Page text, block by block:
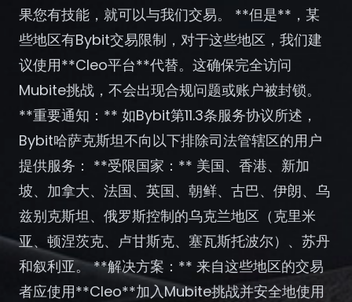
交易
关于我们
登录
果您有技能，就可以与我们交易。 **但是**，某
些地区有Bybit交易限制，对于这些地区，我们建
议使用**Cleo平台**代替。这确保完全访问
Mubite挑战，不会出现合规问题或账户被封锁。
**重要通知：** 如Bybit第11.3条服务协议所述，
Bybit哈萨克斯坦不向以下排除司法管辖区的用户
提供服务： **受限国家：** 美国、香港、新加
坡、加拿大、法国、英国、朝鲜、古巴、伊朗、乌
兹别克斯坦、俄罗斯控制的乌克兰地区（克里米
亚、顿涅茨克、卢甘斯克、塞瓦斯托波尔）、苏丹
和叙利亚。 **解决方案：** 来自这些地区的交易
者应使用**Cleo**加入Mubite挑战并安全地使用